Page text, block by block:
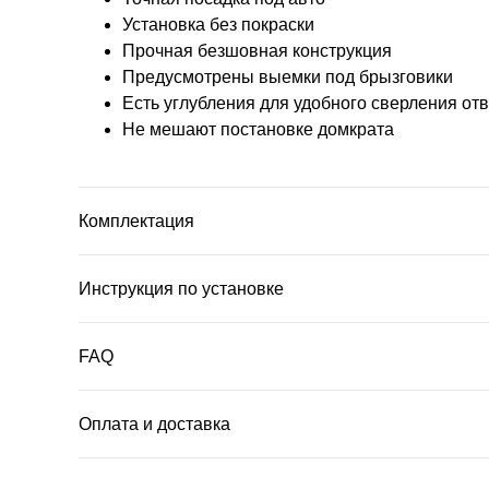
Установка без покраски
Прочная безшовная конструкция
Предусмотрены выемки под брызговики
Есть углубления для удобного сверления
Не мешают постановке домкрата
Комплектация
Инструкция по установке
FAQ
Оплата и доставка